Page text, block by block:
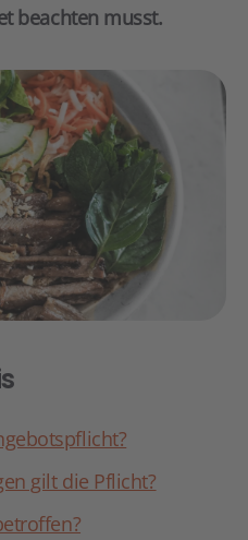
beachten musst.
gilt die Pflicht?